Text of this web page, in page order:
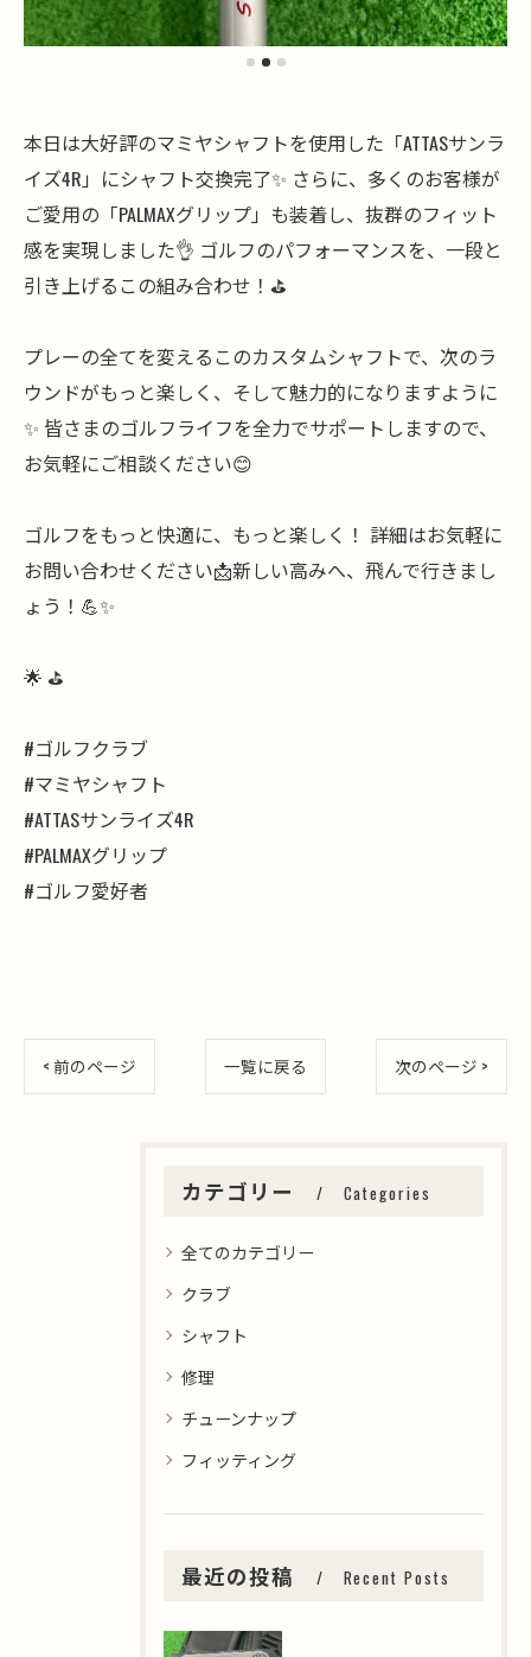
本日は大好評のマミヤシャフトを使用した「ATTASサンラ
イズ4R」にシャフト交換完了✨ さらに、多くのお客様が
ご愛用の「PALMAXグリップ」も装着し、抜群のフィット
感を実現しました👌 ゴルフのパフォーマンスを、一段と
引き上げるこの組み合わせ！⛳️
プレーの全てを変えるこのカスタムシャフトで、次のラ
ウンドがもっと楽しく、そして魅力的になりますように
✨ 皆さまのゴルフライフを全力でサポートしますので、
お気軽にご相談ください😊
ゴルフをもっと快適に、もっと楽しく！ 詳細はお気軽に
お問い合わせください📩新しい高みへ、飛んで行きまし
ょう！💪✨
🌟 ⛳️
#ゴルフクラブ
#マミヤシャフト
#ATTASサンライズ4R
#PALMAXグリップ
#ゴルフ愛好者
< 前のページ 一覧に戻る 次のページ >
カテゴリー Categories
全てのカテゴリー
クラブ
シャフト
修理
チューンナップ
フィッティング
最近の投稿 Recent Posts